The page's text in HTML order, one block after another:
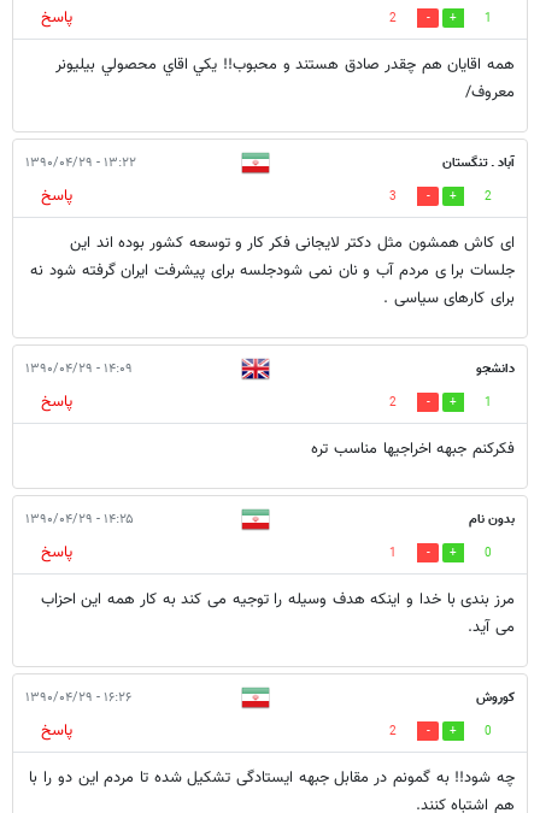
1
2
پاسخ
همه اقايان هم چقدر صادق هستند و محبوب!! يكي اقاي محصولي بيليونر
معروف/
آباد ـ تنگستان ۱۳:۲۲ - ۱۳۹۰/۰۴/۲۹
2
3
پاسخ
ای کاش همشون مثل دکتر لایجانی فکر کار و توسعه کشور بوده اند این
جلسات برا ی مردم آب و نان نمی شودجلسه برای پیشرفت ایران گرفته شود نه
برای کارهای سیاسی .
دانشجو ۱۴:۰۹ - ۱۳۹۰/۰۴/۲۹
1
2
پاسخ
فکرکنم جبهه اخراجیها مناسب تره
بدون نام ۱۴:۲۵ - ۱۳۹۰/۰۴/۲۹
0
1
پاسخ
مرز بندی با خدا و اینکه هدف وسیله را توجیه می کند به کار همه این احزاب
می آید.
کوروش ۱۶:۲۶ - ۱۳۹۰/۰۴/۲۹
0
2
پاسخ
چه شود!! به گمونم در مقابل جبهه ایستادگی تشکیل شده تا مردم این دو را با
هم اشتباه کنند.